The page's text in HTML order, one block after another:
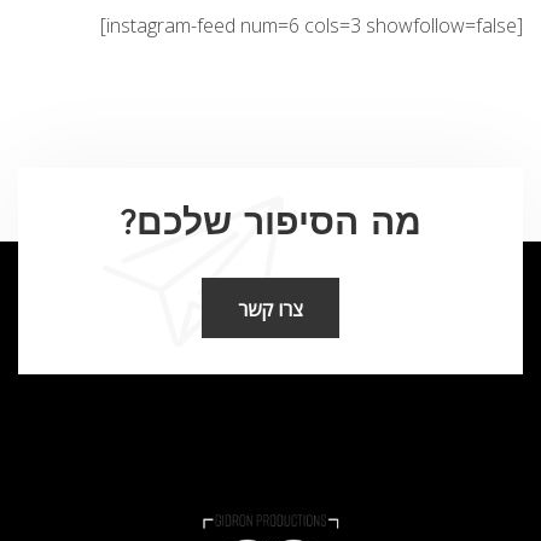
[instagram-feed num=6 cols=3 showfollow=false]
מה הסיפור שלכם?
צרו קשר